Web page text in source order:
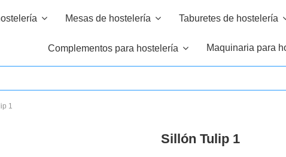
Mesas de hostelería Taburetes de hostelería
Complementos para hostelería Maquinaria para
1
Sillón Tulip 1